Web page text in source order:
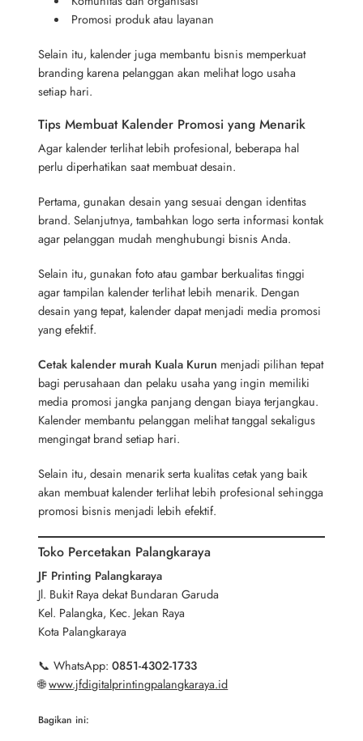
Promosi produk atau layanan
Selain itu, kalender juga membantu bisnis memperkuat
branding karena pelanggan akan melihat logo usaha
setiap hari.
Tips Membuat Kalender Promosi yang Menarik
Agar kalender terlihat lebih profesional, beberapa hal
perlu diperhatikan saat membuat desain.
Pertama, gunakan desain yang sesuai dengan identitas
brand. Selanjutnya, tambahkan logo serta informasi kontak
agar pelanggan mudah menghubungi bisnis Anda.
Selain itu, gunakan foto atau gambar berkualitas tinggi
agar tampilan kalender terlihat lebih menarik. Dengan
desain yang tepat, kalender dapat menjadi media promosi
yang efektif.
Cetak kalender murah Kuala Kurun menjadi pilihan tepat
bagi perusahaan dan pelaku usaha yang ingin memiliki
media promosi jangka panjang dengan biaya terjangkau.
Kalender membantu pelanggan melihat tanggal sekaligus
mengingat brand setiap hari.
Selain itu, desain menarik serta kualitas cetak yang baik
akan membuat kalender terlihat lebih profesional sehingga
promosi bisnis menjadi lebih efektif.
Toko Percetakan Palangkaraya
JF Printing Palangkaraya
Jl. Bukit Raya dekat Bundaran Garuda
Kel. Palangka, Kec. Jekan Raya
Kota Palangkaraya
📞 WhatsApp:0851-4302-1733
🌐www.jfdigitalprintingpalangkaraya.id
Bagikan ini: